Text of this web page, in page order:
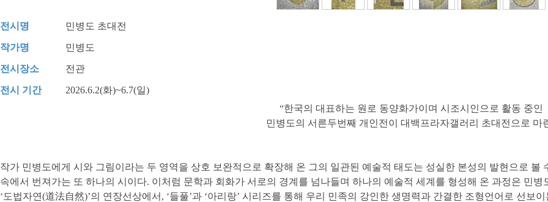
전시명 민병도 초대전
작가명 민병도
전시장소 전관
전시 기간
2026.6.2(화)~6.7(일)
“한국의 대표하는 원로 동양화가이며 시조시인으로 활동 중인
민병도의 서른두번째 개인전이 대백프라자갤러리 초대전으로 마
작가 민병도에게 시와 그림이라는 두 영역을 상호 보완적으로 확장해 온 그의 일관된 예술적 태도는 성실한 본성의 발현으로
속에서 번져가는 또 하나의 시이다. 이처럼 문학과 회화가 서로의 경계를 넘나들며 하나의 예술적 세계를 형성해 온 과정은 민
‘도법자연(道法自然)’의 연장선상에서, ‘들풀’과 ‘아리랑’ 시리즈를 통해 우리 민족의 강인한 생명력과 간결한 조형언어로 선